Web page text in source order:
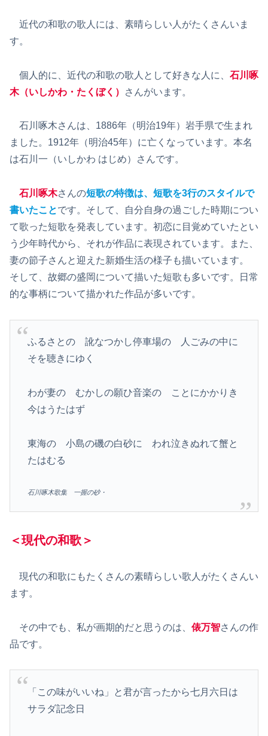
近代の和歌の歌人には、素晴らしい人がたくさんいま
す。
個人的に、近代の和歌の歌人として好きな人に、 石川啄
木（いしかわ・たくぼく）
さんがいます。
石川啄木さんは、1886年（明治19年）岩手県で生まれ
ました。1912年（明治45年）に亡くなっています。本名
は石川一（いしかわ はじめ）さんです。
石川啄木さんの短歌の特徴は、短歌を3行のスタイルで
書いたことです。そして、自分自身の過ごした時期につい
て歌った短歌を発表しています。初恋に目覚めていたとい
う少年時代から、それが作品に表現されています。また、
妻の節子さんと迎えた新婚生活の様子も描いています。
そして、故郷の盛岡について描いた短歌も多いです。日常
的な事柄について描かれた作品が多いです。
ふるさとの 訛なつかし停車場の 人ごみの中に
そを聴きにゆく
わが妻の むかしの願ひ音楽の ことにかかりき
今はうたはず
東海の 小島の磯の白砂に われ泣きぬれて蟹と
たはむる
石川啄木歌集 一握の砂・
＜現代の和歌＞
現代の和歌にもたくさんの素晴らしい歌人がたくさんい
ます。
その中でも、私が画期的だと思うのは、 俵万智さんの作
品です。
「この味がいいね」と君が言ったから七月六日は
サラダ記念日